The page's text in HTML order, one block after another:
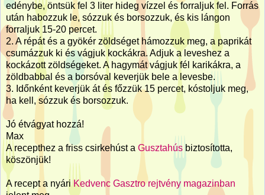
edénybe, öntsük fel 3 liter hideg vízzel és forraljuk fel. Forrás
után habozzuk le, sózzuk és borsozzuk, és kis lángon
forraljuk 15-20 percet.
2. A répát és a gyökér zöldséget hámozzuk meg, a paprikát
csumázzuk ki és vágjuk kockákra. Adjuk a leveshez a
kockázott zöldségeket. A hagymát vágjuk fél karikákra, a
zöldbabbal és a borsóval keverjük bele a levesbe.
3. Időnként keverjük át és főzzük 15 percet, kóstoljuk meg,
ha kell, sózzuk és borsozzuk.
Jó étvágyat hozzá!
Max
A recepthez a friss csirkehúst a Gusztahús biztosította,
köszönjük!
A recept a nyári Kedvenc Gasztro rejtvény magazinban